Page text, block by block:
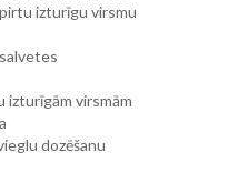
izturīgu virsmu
izturīgām virsmām
dozēšanu